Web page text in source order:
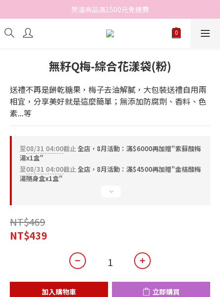
常溫商品滿1500元免運費
無籽Q梅-綜合花漾袋(粉)
送禮不再是餅乾糖果，梅子去油解膩，大包裝送禮自用兩
相宜，分享美好就是這麼簡單；無添加防腐劑、香料、色
素...等
至08/31 04:00截止全店，8月活動：滿$6000再加贈"紫蘇酸梅
湯x1盒"
至08/31 04:00截止全店，8月活動：滿$4500再加贈"金桔酸梅
湯隨身盒x1盒"
NT$469
NT$439
加入購物車 立即購買